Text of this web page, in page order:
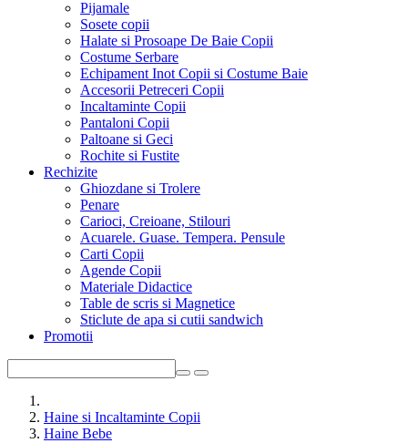
Pijamale
Sosete copii
Halate si Prosoape De Baie Copii
Costume Serbare
Echipament Inot Copii si Costume Baie
Accesorii Petreceri Copii
Incaltaminte Copii
Pantaloni Copii
Paltoane si Geci
Rochite si Fustite
Rechizite
Ghiozdane si Trolere
Penare
Carioci, Creioane, Stilouri
Acuarele. Guase. Tempera. Pensule
Carti Copii
Agende Copii
Materiale Didactice
Table de scris si Magnetice
Sticlute de apa si cutii sandwich
Promotii
Haine si Incaltaminte Copii
Haine Bebe